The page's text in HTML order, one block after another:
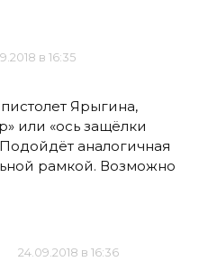
в 16:35
Ярыгина,
или «ось защёлки
аналогичная
рамкой. Возможно
24.09.2018 в 16:36